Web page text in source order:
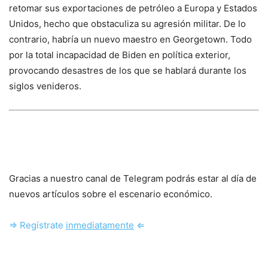
retomar sus exportaciones de petróleo a Europa y Estados
Unidos, hecho que obstaculiza su agresión militar. De lo
contrario, habría un nuevo maestro en Georgetown. Todo
por la total incapacidad de Biden en política exterior,
provocando desastres de los que se hablará durante los
siglos venideros.
Gracias a nuestro canal de Telegram podrás estar al día de
nuevos artículos sobre el escenario económico.
⇒ Regístrate inmediatamente ⇐